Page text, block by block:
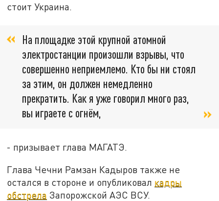
стоит Украина.
На площадке этой крупной атомной
электростанции произошли взрывы, что
совершенно неприемлемо. Кто бы ни стоял
за этим, он должен немедленно
прекратить. Как я уже говорил много раз,
вы играете с огнём,
- призывает глава МАГАТЭ.
Глава Чечни Рамзан Кадыров также не
остался в стороне и опубликовал кадры
обстрела Запорожской АЭС ВСУ.